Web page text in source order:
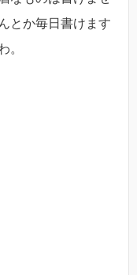
とか毎日書けます
。